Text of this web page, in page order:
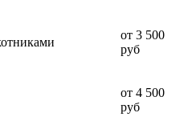
от 3 500
руб
от 4 500
руб